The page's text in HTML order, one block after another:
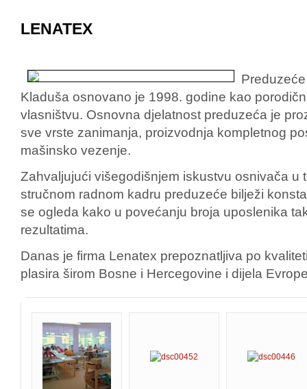
LENATEX
Kladuša osnovano je 1998. godine kao
vlasništvu. Osnovna djelatnost preduzeća je
sve vrste zanimanja, proizvodnja kompletnog
mašinsko vezenje.
Zahvaljujući višegodišnjem iskustvu osnivača u
stručnom radnom kadru preduzeće bilježi
se ogleda kako u povećanju broja uposlenika
rezultatima.
Danas je firma Lenatex prepoznatljiva po
plasira širom Bosne i Hercegovine i dijela